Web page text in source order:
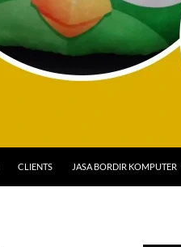
CLIENTS JASA BORDIR KOMPUTER